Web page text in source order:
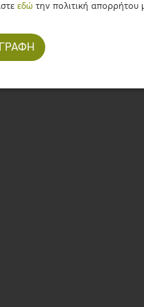
3 mg,
mg.Technological
000 mg.
εδώ την πολιτική απορρήτου